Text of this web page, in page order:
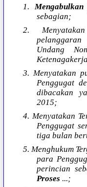
1.Mengabulkan
sebagian;
2.
Undang
3. Menyatakan
Penggugat
dibacakan
2015;
4. Menyatakan
Penggugat
tiga bulan
5. Menghukum
para
perincian
Proses ...;